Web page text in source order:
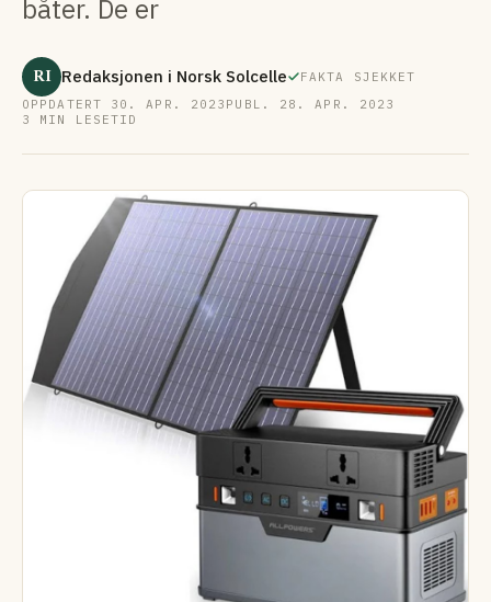
båter. De er
RI Redaksjonen i Norsk Solcelle
FAKTA SJEKKET
OPPDATERT 30. APR. 2023 PUBL. 28. APR. 2023
3 MIN LESETID